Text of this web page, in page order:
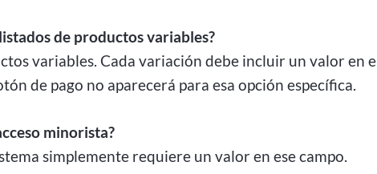
de productos variables?
variables. Cada variación debe incluir un valor en
de pago no aparecerá para esa opción específica.
minorista?
simplemente requiere un valor en ese campo.